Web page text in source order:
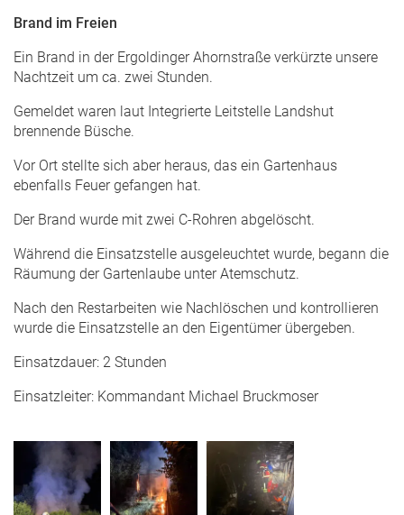
Brand im Freien
Ein Brand in der Ergoldinger Ahornstraße verkürzte unsere
Nachtzeit um ca. zwei Stunden.
Gemeldet waren laut Integrierte Leitstelle Landshut
brennende Büsche.
Vor Ort stellte sich aber heraus, das ein Gartenhaus
ebenfalls Feuer gefangen hat.
Der Brand wurde mit zwei C-Rohren abgelöscht.
Während die Einsatzstelle ausgeleuchtet wurde, begann die
Räumung der Gartenlaube unter Atemschutz.
Nach den Restarbeiten wie Nachlöschen und kontrollieren
wurde die Einsatzstelle an den Eigentümer übergeben.
Einsatzdauer: 2 Stunden
Einsatzleiter: Kommandant Michael Bruckmoser